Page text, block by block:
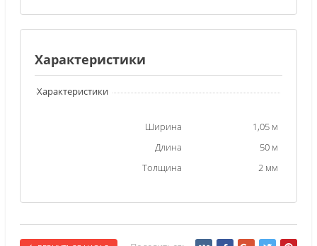
Характеристики
Характеристики
Ширина
1,05 м
Длина
50 м
Толщина
2 мм